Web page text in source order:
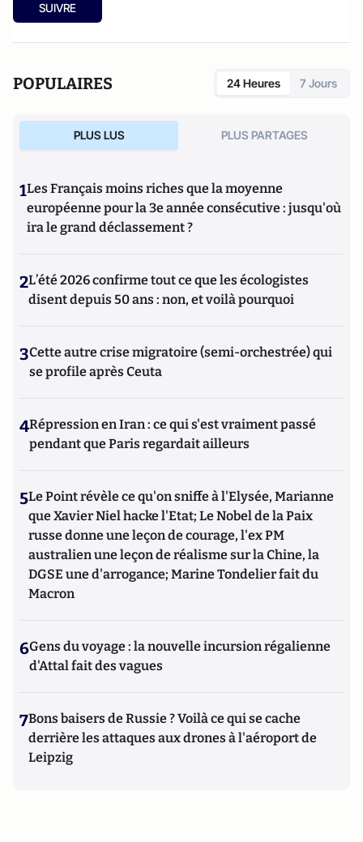
SUIVRE
POPULAIRES 24 Heures 7 Jours
PLUS LUS PLUS PARTAGES
1Les Français moins riches que la moyenne
européenne pour la 3e année consécutive : jusqu'où
ira le grand déclassement ?
2L’été 2026 confirme tout ce que les écologistes
disent depuis 50 ans : non, et voilà pourquoi
3Cette autre crise migratoire (semi-orchestrée) qui
se profile après Ceuta
4Répression en Iran : ce qui s'est vraiment passé
pendant que Paris regardait ailleurs
5Le Point révèle ce qu'on sniffe à l'Elysée, Marianne
que Xavier Niel hacke l'Etat; Le Nobel de la Paix
russe donne une leçon de courage, l'ex PM
australien une leçon de réalisme sur la Chine, la
DGSE une d'arrogance; Marine Tondelier fait du
Macron
6Gens du voyage : la nouvelle incursion régalienne
d'Attal fait des vagues
7Bons baisers de Russie ? Voilà ce qui se cache
derrière les attaques aux drones à l'aéroport de
Leipzig